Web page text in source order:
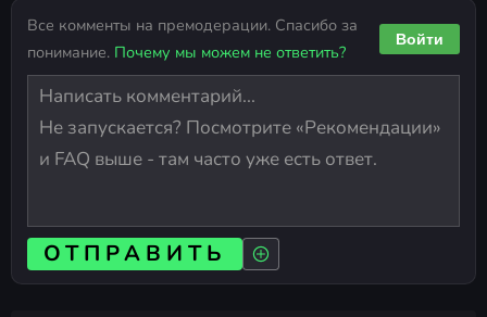
Все комменты на премодерации. Спасибо за
понимание. Почему мы можем не ответить?
Войти
ОТПРАВИТЬ